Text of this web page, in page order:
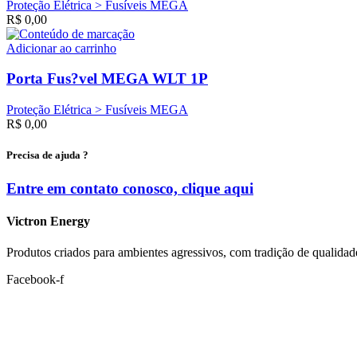
Proteção Elétrica > Fusíveis MEGA
R$ 0,00
Adicionar ao carrinho
Porta Fus?vel MEGA WLT 1P
Proteção Elétrica > Fusíveis MEGA
R$ 0,00
Precisa de ajuda ?
Entre em contato conosco, clique aqui
Victron Energy
Produtos criados para ambientes agressivos, com tradição de
Facebook-f